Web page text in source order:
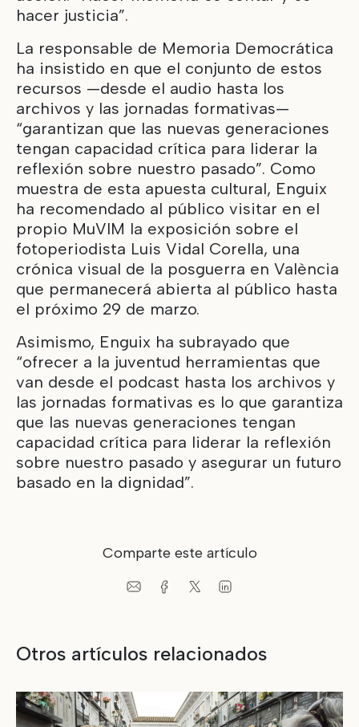
hacer justicia”.
La responsable de Memoria Democrática
ha insistido en que el conjunto de estos
recursos —desde el audio hasta los
archivos y las jornadas formativas—
“garantizan que las nuevas generaciones
tengan capacidad crítica para liderar la
reflexión sobre nuestro pasado”. Como
muestra de esta apuesta cultural, Enguix
ha recomendado al público visitar en el
propio MuVIM la exposición sobre el
fotoperiodista Luis Vidal Corella, una
crónica visual de la posguerra en València
que permanecerá abierta al público hasta
el próximo 29 de marzo.
Asimismo, Enguix ha subrayado que
“ofrecer a la juventud herramientas que
van desde el podcast hasta los archivos y
las jornadas formativas es lo que garantiza
que las nuevas generaciones tengan
capacidad crítica para liderar la reflexión
sobre nuestro pasado y asegurar un futuro
basado en la dignidad”.
Comparte este artículo
Otros artículos relacionados